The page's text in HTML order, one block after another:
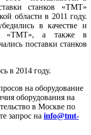
станков «ТМТ»
области в 2011 году.
в качестве и
«ТМТ», а также в
поставки станков
в 2014 году.
на оборудование
оборудования на
в Москве по
запрос на info@tmt-